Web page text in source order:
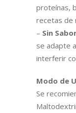
proteínas,
recetas de
– Sin
se adapte
interferir
Modo de
Se